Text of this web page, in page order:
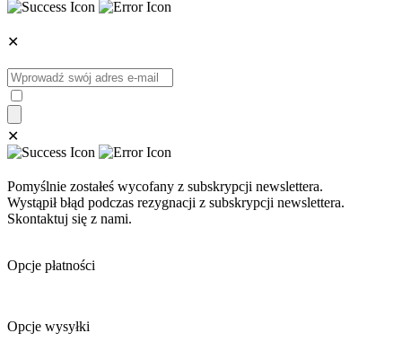
✕
✕
Pomyślnie zostałeś wycofany z subskrypcji newslettera.
Wystąpił błąd podczas rezygnacji z subskrypcji newslettera.
Skontaktuj się z nami.
Opcje płatności
Opcje wysyłki